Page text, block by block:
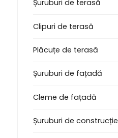
Șuruburi de terasă
Clipuri de terasă
Plăcuțe de terasă
Șuruburi de fațadă
Cleme de fațadă
Șuruburi de construcție